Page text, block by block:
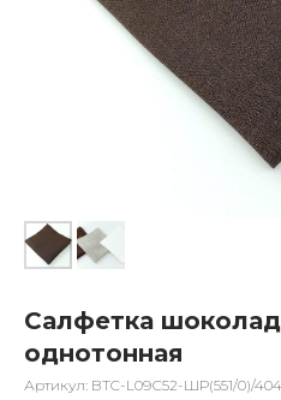
Салфетка
однотонная
Артикул: BTC-L09С52-ШР(551/0)/